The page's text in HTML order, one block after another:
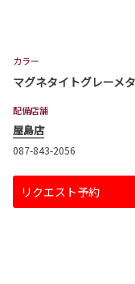
カラー
マグネタイトグレーメ
配備店舗
屋島店
087-843-2056
リクエスト予約